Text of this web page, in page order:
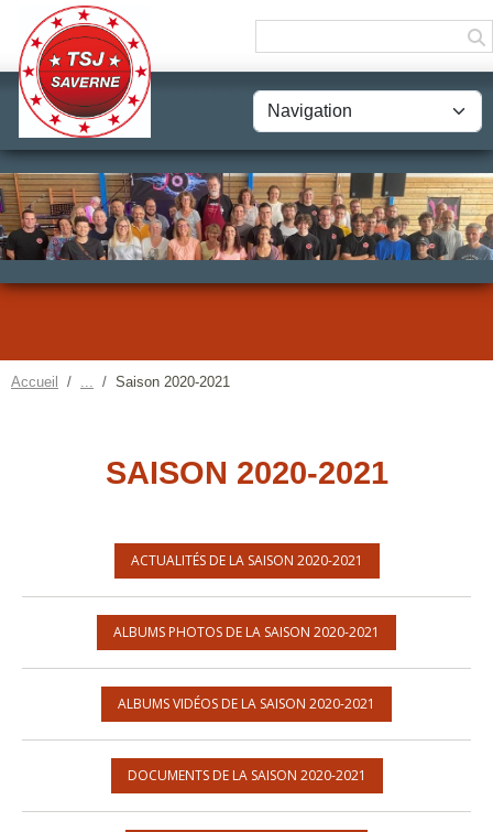
Accueil Saison 2020-2021
SAISON 2020-2021
ACTUALITÉS DE LA SAISON 2020-2021
ALBUMS PHOTOS DE LA SAISON 2020-2021
ALBUMS VIDÉOS DE LA SAISON 2020-2021
DOCUMENTS DE LA SAISON 2020-2021
Panneau de gestion des cookies